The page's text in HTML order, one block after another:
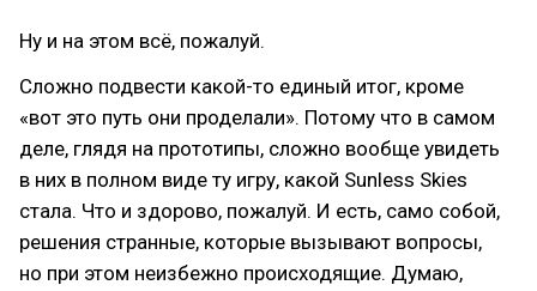
Ну и на этом всё, пожалуй.
Сложно подвести какой-то единый итог, кроме
«вот это путь они проделали». Потому что в самом
деле, глядя на прототипы, сложно вообще увидеть
в них в полном виде ту игру, какой Sunless Skies
стала. Что и здорово, пожалуй. И есть, само собой,
решения странные, которые вызывают вопросы,
но при этом неизбежно происходящие. Думаю,